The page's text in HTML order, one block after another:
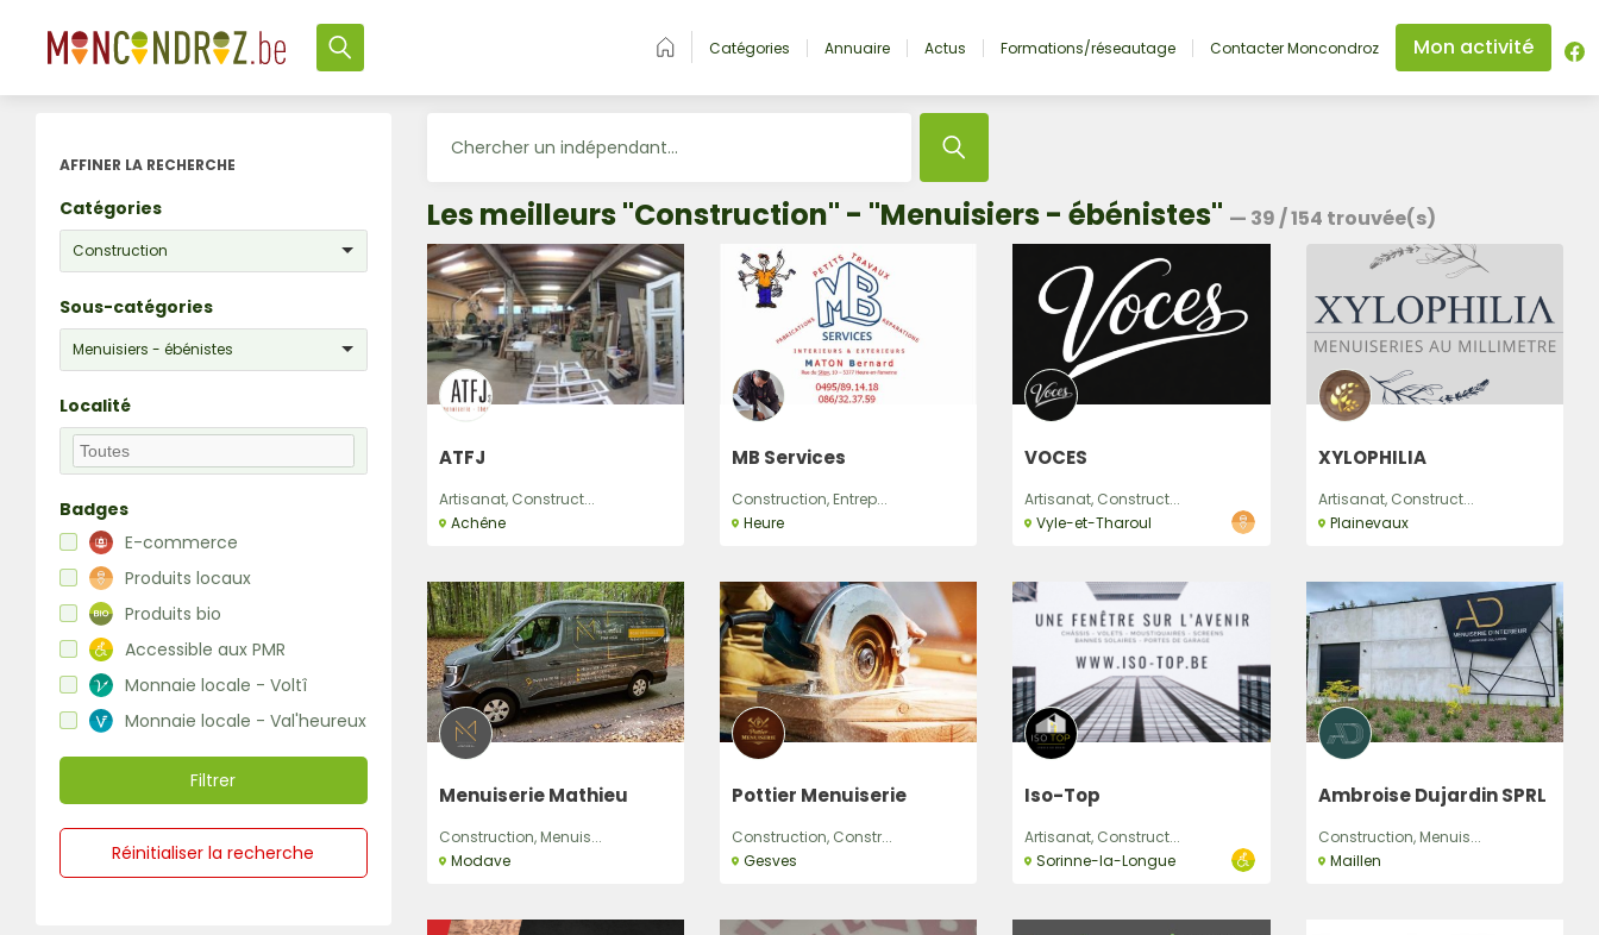
Catégories Annuaire Actus Formations/réseautage Contacter Moncondroz Mon activité
AFFINER LA RECHERCHE
Catégories
Construction
Sous-catégories
Menuisiers - ébénistes
Localité
Badges
E-commerce
Produits locaux
Produits bio
Accessible aux PMR
Monnaie locale - Voltî
Monnaie locale - Val'heureux
Filtrer
Réinitialiser la recherche
Les meilleurs "Construction" - "Menuisiers - ébénistes" — 39/154 trouvée(s)
ATFJ
Artisanat, Construct...
Achêne
MB Services
Construction, Entrep...
Heure
VOCES
Artisanat, Construct...
Vyle-et-Tharoul
XYLOPHILIA
Artisanat, Construct...
Plainevaux
Menuiserie Mathieu
Construction, Menuis...
Modave
Pottier Menuiserie
Construction, Constr...
Gesves
Iso-Top
Artisanat, Construct...
Sorinne-la-Longue
Ambroise Dujardin SPRL
Construction, Menuis...
Maillen